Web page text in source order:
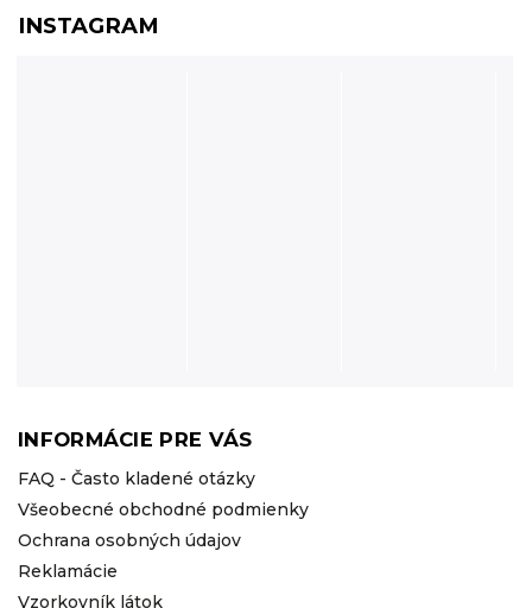
INFORMÁCIE PRE VÁS
FAQ - Často kladené otázky
Všeobecné obchodné podmienky
Ochrana osobných údajov
Reklamácie
Vzorkovník látok
INSTAGRAM